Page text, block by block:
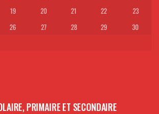
19 20 21 22
23
26 27 28 29
30
PRIMAIRE ET SECONDAIRE